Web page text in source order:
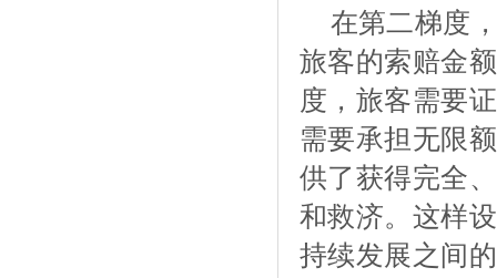
在第二梯度
旅客的索赔金
度，旅客需要
需要承担无限
供了获得完全
和救济。这样
持续发展之间